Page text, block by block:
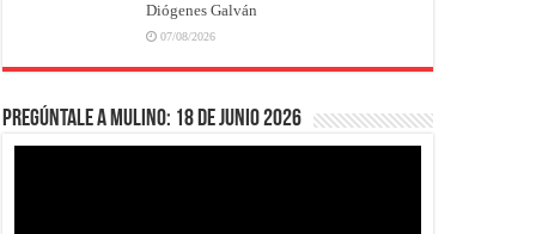
Diógenes Galván
07/08/2026
Pregúntale a Mulino: 18 de junio 2026